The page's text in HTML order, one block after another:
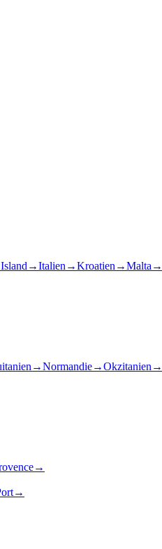
Island →Italien →Kroatien →Malta →
→Normandie→Okzitanien →
→
→